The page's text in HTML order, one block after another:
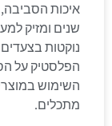
איכות
שנים ומזיק
נוקטות
הפלסטיק על
השימוש
מתכלים.